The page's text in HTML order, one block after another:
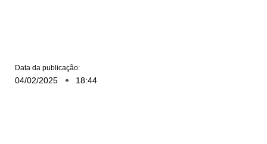
Data da publicação:
04/02/2025 18:44